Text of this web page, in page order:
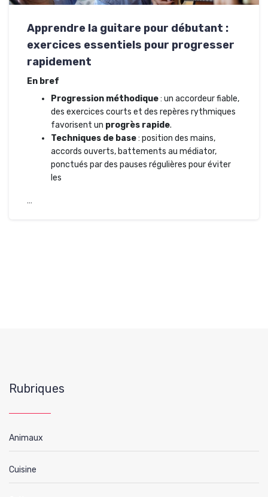
Apprendre la guitare pour débutant :
exercices essentiels pour progresser
rapidement
En bref
Progression méthodique: un accordeur fiable,
des exercices courts et des repères rythmiques
favorisent un progrès rapide.
Techniques de base: position des mains,
accords ouverts, battements au médiator,
ponctués par des pauses régulières pour éviter
les
…
Rubriques
Animaux
Cuisine